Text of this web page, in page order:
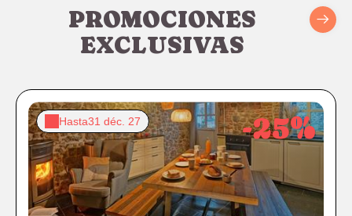
PROMOCIONES
EXCLUSIVAS
Hasta31 déc. 27 -25%